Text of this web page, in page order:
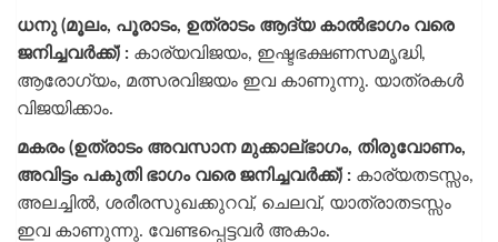
ധനു (മൂലം, പൂരാടം, ഉത്രാടം ആദ്യ കാൽഭാഗം വരെ
ജനിച്ചവർക്ക്) : കാര്യവിജയം, ഇഷ്ടഭക്ഷണസമൃദ്ധി,
ആരോഗ്യം, മത്സരവിജയം ഇവ കാണുന്നു. യാത്രകൾ
വിജയിക്കാം.
മകരം (ഉത്രാടം അവസാന മുക്കാല്ഭാഗം, തിരുവോണം,
അവിട്ടം പകുതി ഭാഗം വരെ ജനിച്ചവർക്ക്) : കാര്യതടസ്സം,
അലച്ചിൽ, ശരീരസുഖക്കുറവ്, ചെലവ്, യാത്രാതടസ്സം
ഇവ കാണുന്നു. വേണ്ടപ്പെട്ടവർ അകാം.